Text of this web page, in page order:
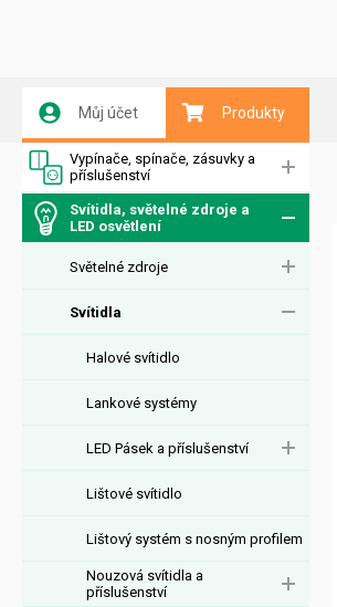
Můj účet Produkty
Vypínače, spínače, zásuvky a
příslušenství
Svítidla, světelné zdroje a
LED osvětlení
Světelné zdroje
Svítidla
Halové svítidlo
Lankové systémy
LED Pásek a příslušenství
Lištové svítidlo
Lištový systém s nosným profilem
Nouzová svítidla a
příslušenství